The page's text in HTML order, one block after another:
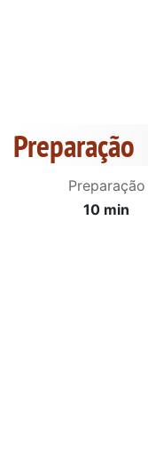
Preparação
Preparação
10 min